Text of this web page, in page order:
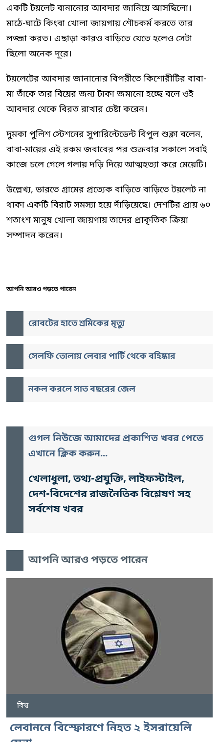
একটি টয়লেট বানানোর আবদার জানিয়ে আসছিলো।
মাঠে-ঘাটে কিংবা খোলা জায়গায় শৌচকর্ম করতে তার
লজ্জা করত। এছাড়া কারও বাড়িতে যেতে হলেও সেটা
ছিলো অনেক দূরে।
টয়লেটের আবদার জানানোর বিপরীতে কিশোরীটির বাবা-
মা তাঁকে তার বিয়ের জন্য টাকা জমানো হচ্ছে বলে ওই
আবদার থেকে বিরত রাখার চেষ্টা করেন।
দুমকা পুলিশ স্টেশনের সুপারিন্টেডেন্ট বিপুল শুক্লা বলেন,
বাবা-মায়ের এই রকম জবাবের পর শুক্রবার সকালে সবাই
কাজে চলে গেলে গলায় দড়ি দিয়ে আত্মহত্যা করে মেয়েটি।
উল্লেখ্য, ভারতে গ্রামের প্রত্যেক বাড়িতে বাড়িতে টয়লেট না
থাকা একটি বিরাট সমস্যা হয়ে দাঁড়িয়েছে। দেশটির প্রায় ৬০
শতাংশ মানুষ খোলা জায়গায় তাদের প্রাকৃতিক ক্রিয়া
সম্পাদন করেন।
আপনি আরও পড়তে পারেন
রোবটের হাতে শ্রমিকের মৃত্যু
সেলফি তোলায় লেবার পার্টি থেকে বহিষ্কার
নকল করলে সাত বছরের জেল
গুগল নিউজে আমাদের প্রকাশিত খবর পেতে
এখানে ক্লিক করুন...
খেলাধুলা, তথ্য-প্রযুক্তি, লাইফস্টাইল,
দেশ-বিদেশের রাজনৈতিক বিশ্লেষণ সহ
সর্বশেষ খবর
আপনি আরও পড়তে পারেন
বিশ্ব
লেবাননে বিস্ফোরণে নিহত ২ ইসরায়েলি